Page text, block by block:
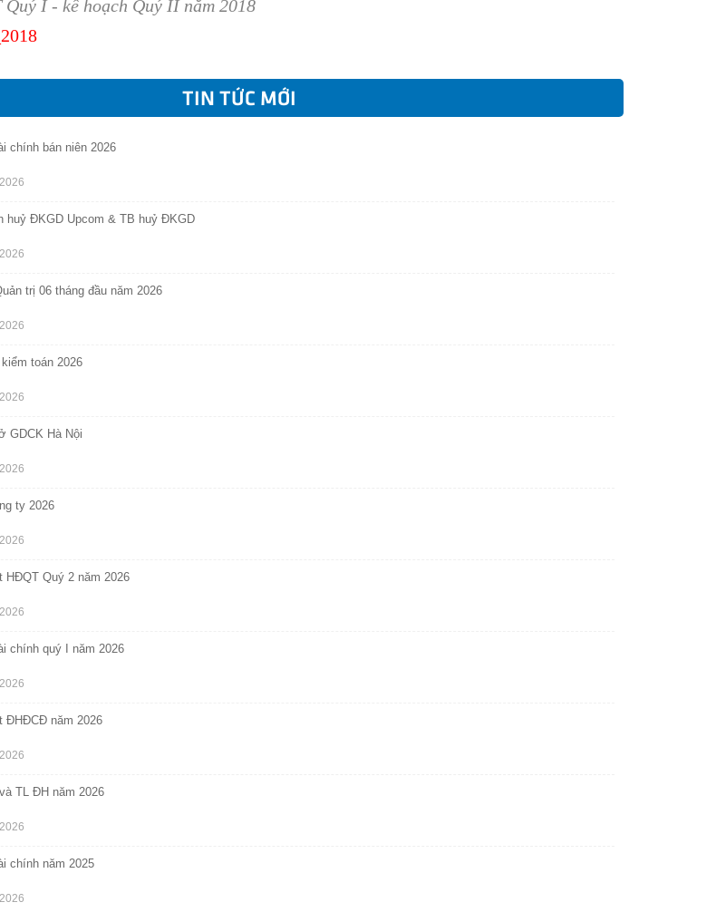
I - kế hoạch Quý II năm 2018
TIN TỨC MỚI
chính bán niên 2026
huỷ ĐKGD Upcom & TB huỷ ĐKGD
trị 06 tháng đầu năm 2026
toán 2026
GDCK Hà Nội
ty 2026
HĐQT Quý 2 năm 2026
chính quý I năm 2026
ĐHĐCĐ năm 2026
TL ĐH năm 2026
chính năm 2025